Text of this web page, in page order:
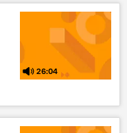
26:04